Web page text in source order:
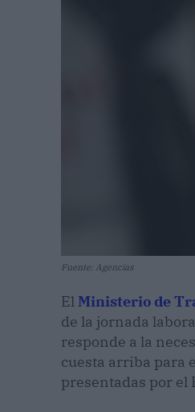
Fuente: Agencias
El Ministerio de
de la jornada
responde a la
cuesta arriba para
presentadas por el